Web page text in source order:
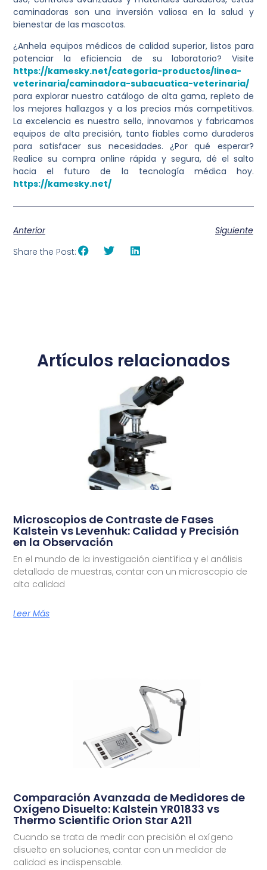
caminadoras son una inversión valiosa en la salud y
bienestar de las mascotas.
¿Anhela equipos médicos de calidad superior, listos para
potenciar la eficiencia de su laboratorio? Visite
https://kamesky.net/categoria-productos/linea-
veterinaria/caminadora-subacuatica-veterinaria/
para explorar nuestro catálogo de alta gama, repleto de
los mejores hallazgos y a los precios más competitivos.
La excelencia es nuestro sello, innovamos y fabricamos
equipos de alta precisión, tanto fiables como duraderos
para satisfacer sus necesidades. ¿Por qué esperar?
Realice su compra online rápida y segura, dé el salto
hacia el futuro de la tecnología médica hoy.
https://kamesky.net/
Anterior
Siguiente
Share the Post:
Artículos relacionados
Microscopios de Contraste de Fases
Kalstein vs Levenhuk: Calidad y Precisión
en la Observación
En el mundo de la investigación científica y el análisis
detallado de muestras, contar con un microscopio de
alta calidad
Leer Más
Comparación Avanzada de Medidores de
Oxígeno Disuelto: Kalstein YR01833 vs
Thermo Scientific Orion Star A211
Cuando se trata de medir con precisión el oxígeno
disuelto en soluciones, contar con un medidor de
calidad es indispensable.